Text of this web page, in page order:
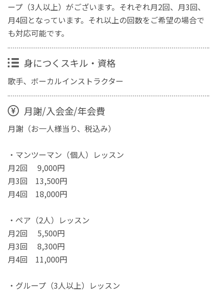
ープ（3人以上）がございます。それぞれ月2回、月3回、
月4回となっています。それ以上の回数をご希望の場合で
も対応可能です。
身につくスキル・資格
歌手、ボーカルインストラクター
月謝/入会金/年会費
月謝（お一人様当り、税込み）
・マンツーマン（個人）レッスン
月2回 9,000円
月3回 13,500円
月4回 18,000円
・ペア（2人）レッスン
月2回 5,500円
月3回 8,300円
月4回 11,000円
・グループ（3人以上）レッスン